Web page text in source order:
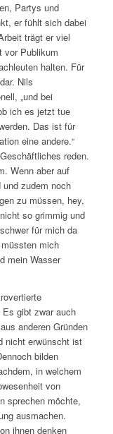
Partys und
er fühlt sich dabei
trägt er viel
vor Publikum
halten. Für
Nils
„und bei
ich es jetzt tue
Das ist für
eine andere.“
reden.
Wenn aber auf
zudem noch
zu müssen, hey,
so grimmig und
für mich da
mich
mein Wasser
gibt zwar auch
anderen Gründen
nicht erwünscht ist
bilden
in welchem
von
sprechen möchte,
ausmachen.
ihnen denken